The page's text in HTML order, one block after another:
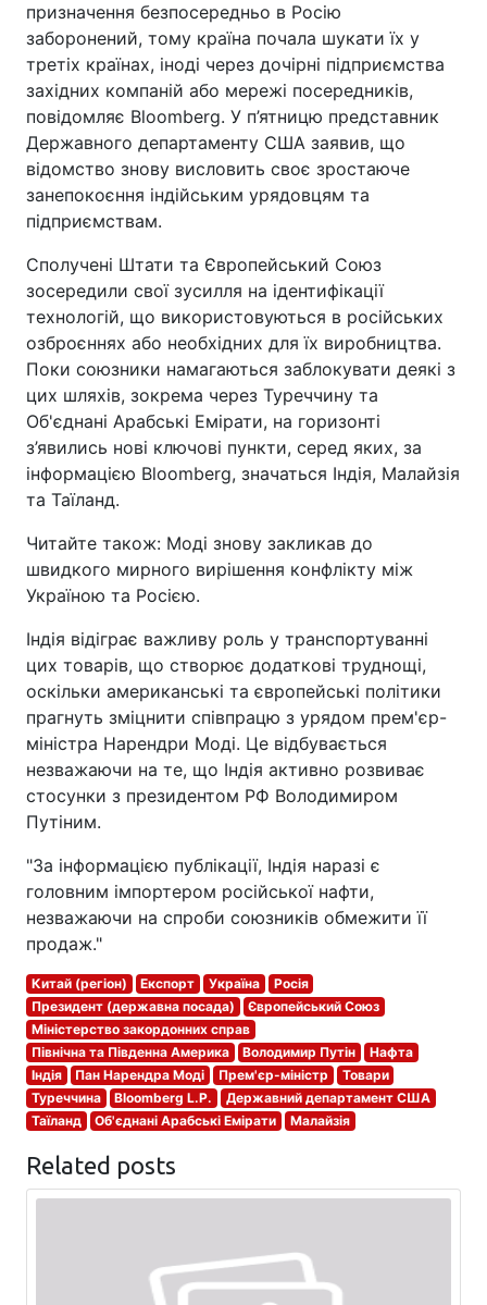
призначення безпосередньо в Росію
заборонений, тому країна почала шукати їх у
третіх країнах, іноді через дочірні підприємства
західних компаній або мережі посередників,
повідомляє Bloomberg. У п’ятницю представник
Державного департаменту США заявив, що
відомство знову висловить своє зростаюче
занепокоєння індійським урядовцям та
підприємствам.
Сполучені Штати та Європейський Союз
зосередили свої зусилля на ідентифікації
технологій, що використовуються в російських
озброєннях або необхідних для їх виробництва.
Поки союзники намагаються заблокувати деякі з
цих шляхів, зокрема через Туреччину та
Об'єднані Арабські Емірати, на горизонті
з’явились нові ключові пункти, серед яких, за
інформацією Bloomberg, значаться Індія, Малайзія
та Таїланд.
Читайте також: Моді знову закликав до
швидкого мирного вирішення конфлікту між
Україною та Росією.
Індія відіграє важливу роль у транспортуванні
цих товарів, що створює додаткові труднощі,
оскільки американські та європейські політики
прагнуть зміцнити співпрацю з урядом прем'єр-
міністра Нарендри Моді. Це відбувається
незважаючи на те, що Індія активно розвиває
стосунки з президентом РФ Володимиром
Путіним.
"За інформацією публікації, Індія наразі є
головним імпортером російської нафти,
незважаючи на спроби союзників обмежити її
продаж."
Китай (регіон) Експорт Україна
Росія
Президент (державна посада)
Європейський Союз
Міністерство закордонних справ
Північна та Південна Америка
Володимир Путін
Нафта
Індія
Пан Нарендра Моді Прем'єр-міністр
Товари
Туреччина
Bloomberg L.P.
Державний департамент США
Таїланд
Об'єднані Арабські Емірати Малайзія
Related posts